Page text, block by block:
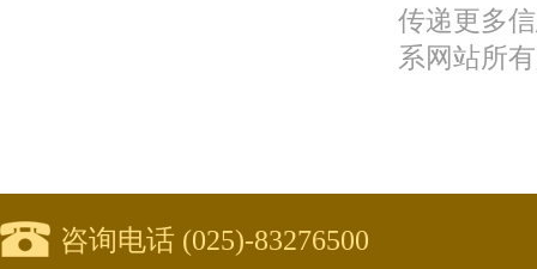
传递更多
系网站所
咨询电话 (025)-83276500